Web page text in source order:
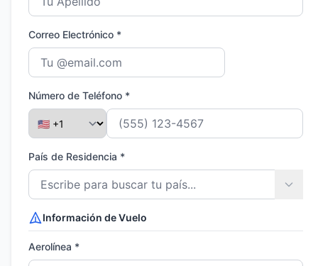
Correo Electrónico *
Número de Teléfono *
País de Residencia *
Información de Vuelo
Aerolínea *